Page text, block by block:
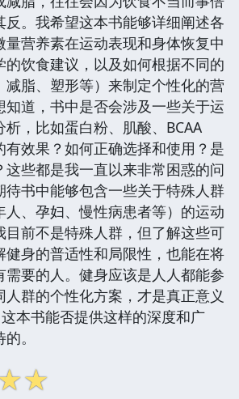
反。我希望这本书能够详细阐述各
营养素在运动表现和身体恢复中
的饮食建议，以及如何根据不同的
减脂、塑形等）来制定个性化的营
知道，书中是否会涉及一些关于运
，比如蛋白粉、肌酸、BCAA
有效果？如何正确选择和使用？是
这些都是我一直以来非常困惑的问
待书中能够包含一些关于特殊人群
人、孕妇、慢性病患者等）的运动
目前不是特殊人群，但了解这些可
健身的普适性和局限性，也能在将
需要的人。健身应该是人人都能参
群的个性化方案，才是真正意义
本书能否提供这样的深度和广
。
☆